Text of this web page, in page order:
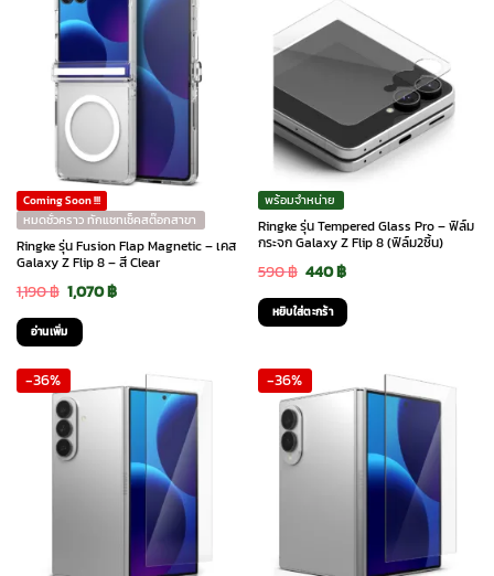
Coming Soon !!!
หมดชั่วคราว ทักแชทเช็คสต๊อกสาขา
Ringke รุ่น Fusion Flap Magnetic – เคส
Galaxy Z Flip 8 – สี Clear
1,190฿ Original
price
was:
1,190 ฿.
1,070฿Current
1,070 ฿.
อ่านเพิ่ม
พร้อมจำหน่าย
Ringke รุ่น Tempered Glass Pro – ฟิล์ม
กระจก Galaxy Z Flip 8 (ฟิล์ม2ชิ้น)
590฿ Original
price
was:
590 ฿.
440฿Current
price
หยิบใส่ตะกร้า
-36% -36%